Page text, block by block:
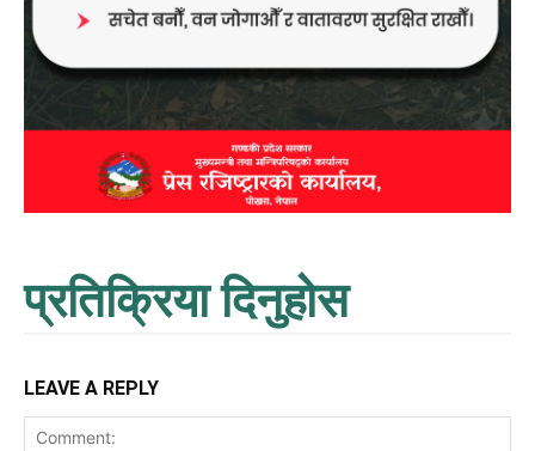
प्रतिक्रिया दिनुहोस
LEAVE A REPLY